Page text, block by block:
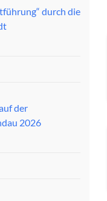
durch die
der
2026